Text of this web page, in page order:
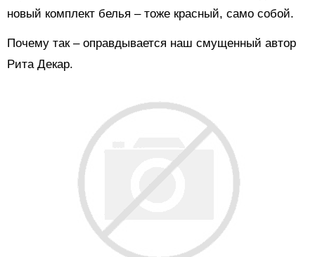
новый комплект белья – тоже красный, само собой.
Почему так – оправдывается наш смущенный автор
Рита Декар.